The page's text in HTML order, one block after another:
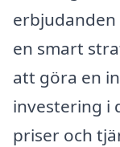
en smart
att göra en
investering i
priser och